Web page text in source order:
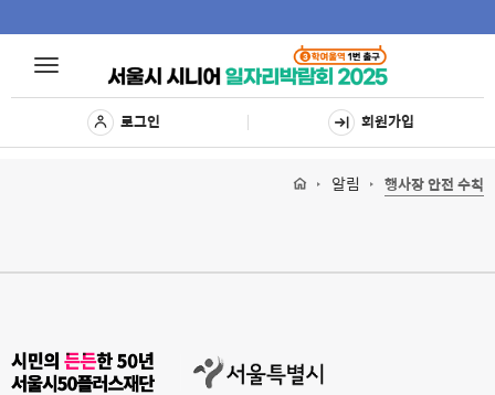
Toggle
navigation
로그인 회원가입
알림 행사장 안전 수칙